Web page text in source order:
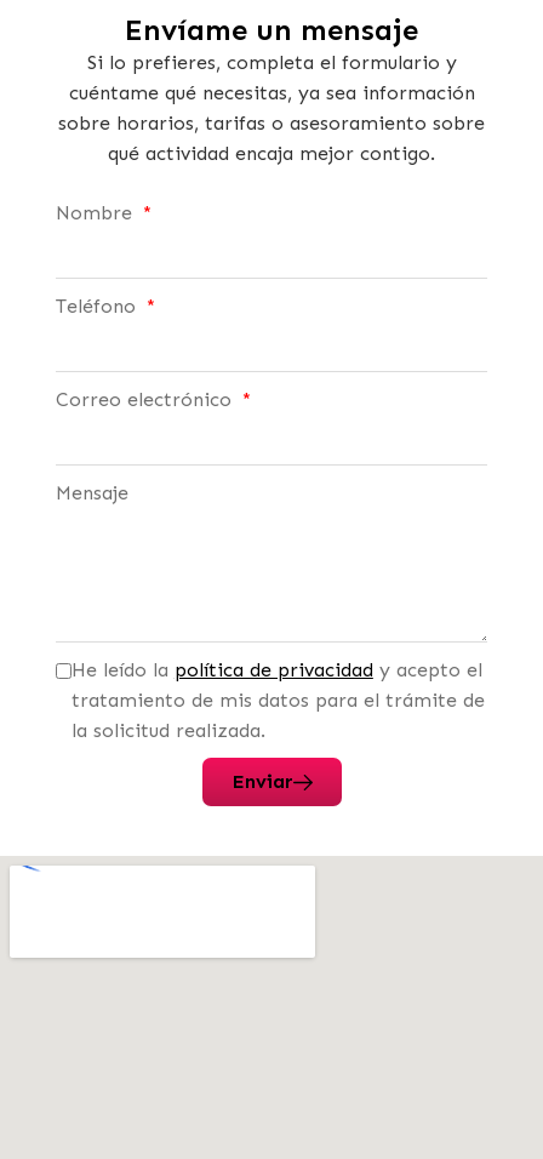
Envíame un mensaje
Si lo prefieres, completa el formulario y
cuéntame qué necesitas, ya sea información
sobre horarios, tarifas o asesoramiento sobre
qué actividad encaja mejor contigo.
Nombre
Teléfono
Correo electrónico
Mensaje
He leído la política de privacidad y acepto el
tratamiento de mis datos para el trámite de
la solicitud realizada.
Enviar